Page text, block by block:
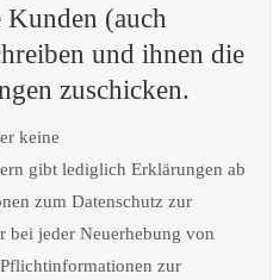
Kunden (auch
und ihnen die
zuschicken.
keine
gibt lediglich Erklärungen ab
zum Datenschutz zur
bei jeder Neuerhebung von
zur